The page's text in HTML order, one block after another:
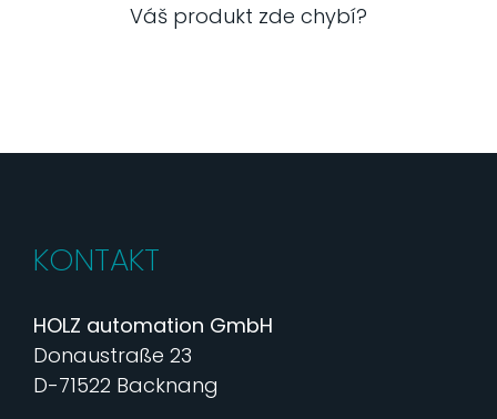
Váš produkt zde chybí?
KONTAKT
HOLZ automation GmbH
Donaustraße 23
D-71522 Backnang